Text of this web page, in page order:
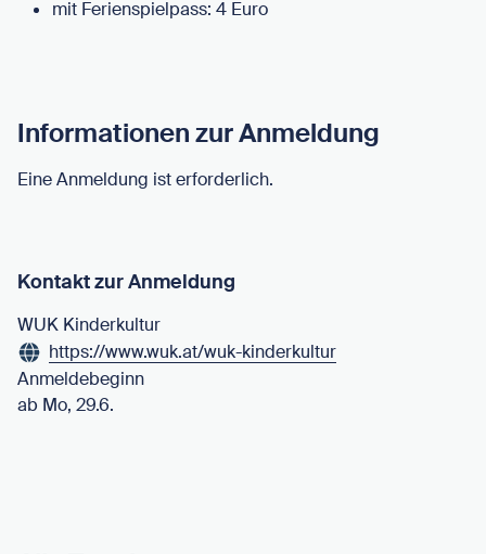
mit Ferienspielpass: 4 Euro
Informationen zur Anmeldung
Eine Anmeldung ist erforderlich.
Kontakt zur Anmeldung
WUK Kinderkultur
https://www.wuk.at/wuk-kinderkultur
Anmeldebeginn
ab Mo, 29.6.